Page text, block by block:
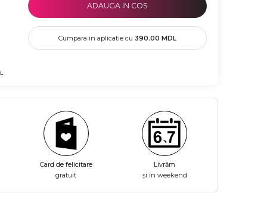
ADAUGA IN COS
Cumpara in aplicatie cu 390.00 MDL
Card de felicitare
gratuit
Livrăm
și în weekend